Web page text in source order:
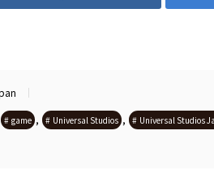
game , Universal Studios , Universal Studios